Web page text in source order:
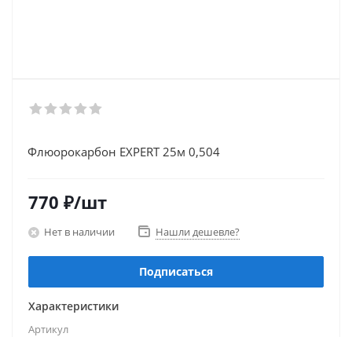
Флюорокарбон EXPERT 25м 0,504
770 ₽/шт
Нет в наличии Нашли дешевле?
Подписаться
Характеристики
Артикул